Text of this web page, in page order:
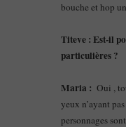
bouche et hop
Titeve : Est-il
particulières ?
Maria : Oui ,
yeux n’ayant
personnages